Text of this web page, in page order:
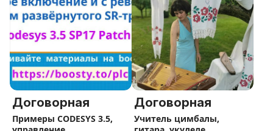
Договорная
Примеры CODESYS 3.5,
Договорная
Учитель цимбалы,